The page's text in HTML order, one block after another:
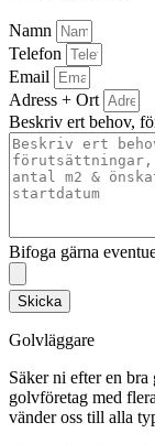
Namn
Telefon
Email
Adress + Ort
Beskriv ert behov,
Bifoga gärna
Skicka
Golvläggare
Säker ni efter en
golvföretag med
vänder oss till alla